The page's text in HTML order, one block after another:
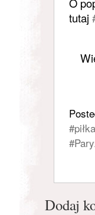
tutaj
Dodaj